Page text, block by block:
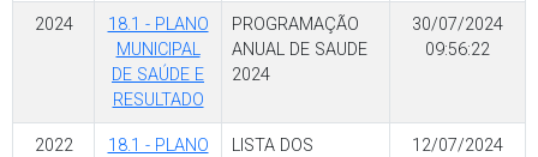
2024
18.1 - PLANO
MUNICIPAL
DE SAÚDE E
RESULTADO
PROGRAMAÇÃO
ANUAL DE SAUDE
2024
30/07/2024
09:56:22
2022
18.1 - PLANO
LISTA DOS
12/07/2024